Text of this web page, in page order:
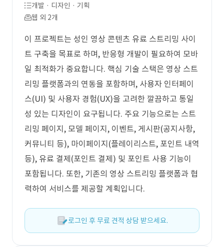
개발 · 디자인 · 기획
웹 외 2개
이 프로젝트는 성인 영상 콘텐츠 유료 스트리밍 사이
트 구축을 목표로 하며, 반응형 개발이 필요하여 모바
일 최적화가 중요합니다. 핵심 기술 스택은 영상 스트
리밍 플랫폼과의 연동을 포함하며, 사용자 인터페이
스(UI) 및 사용자 경험(UX)을 고려한 깔끔하고 통일
성 있는 디자인이 요구됩니다. 주요 기능으로는 스트
리밍 페이지, 모델 페이지, 이벤트, 게시판(공지사항,
커뮤니티 등), 마이페이지(플레이리스트, 포인트 내역
등), 유료 결제(포인트 결제) 및 포인트 사용 기능이
포함됩니다. 또한, 기존의 영상 스트리밍 플랫폼과 협
력하여 서비스를 제공할 계획입니다.
로그인 후 무료 견적 상담 받으세요.